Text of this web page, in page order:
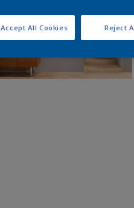
Reject
Accept All Cookies